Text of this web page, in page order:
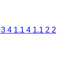
4 1.1 4 1.1 2 2